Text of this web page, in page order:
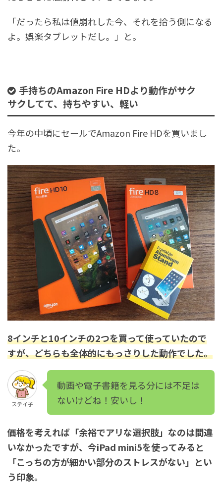
「だったら私は値崩れした今、それを拾う側になる
よ。娯楽タブレットだし。」と。
手持ちのAmazon Fire HDより動作がサク
サクしてて、持ちやすい、軽い
今年の中頃にセールでAmazon Fire HDを買いまし
た。
8インチと10インチの2つを買って使っていたので
すが、どちらも全体的にもっさりした動作でした。
ステイ子
動画や電子書籍を見る分には不足は
ないけどね！安いし！
価格を考えれば「余裕でアリな選択肢」なのは間違
いなかったですが、今iPad mini5を使ってみると
「こっちの方が細かい部分のストレスがない」とい
う印象。